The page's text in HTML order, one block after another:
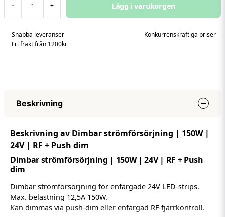
- + Lägg i varukorgen
Snabba leveranser
Konkurrenskraftiga priser
Fri frakt från 1200kr
Beskrivning
Beskrivning av Dimbar strömförsörjning | 150W |
24V | RF + Push dim
Dimbar strömförsörjning | 150W | 24V | RF + Push
dim
Dimbar strömförsörjning för enfärgade 24V LED-strips.
Max. belastning 12,5A 150W.
Kan dimmas via push-dim eller enfärgad RF-fjärrkontroll.